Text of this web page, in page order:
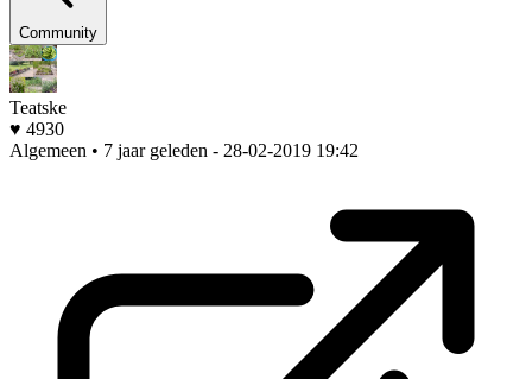
Community
Teatske
♥ 4930
Algemeen • 7 jaar geleden - 28-02-2019 19:42